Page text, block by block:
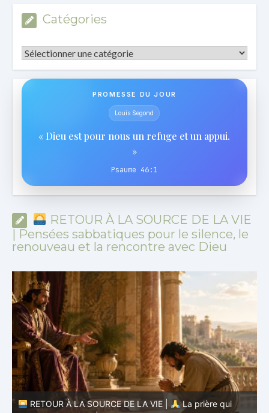
Catégories
Catégories
PROMESSE DU JOUR
Louis Segond
« Dieu est pour nous un refuge et un appui.
»
Psaume 46:1
RETOUR À LA SOURCE DE LA VIE
| Pensées sabbatiques pour le silence, le
renouveau et la rencontre avec Dieu
RETOUR À LA SOURCE DE LA VIE |
La prière qui